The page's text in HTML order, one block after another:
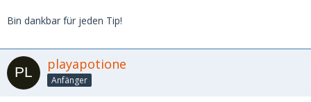
Bin dankbar für jeden Tip!
playapotione
Anfänger